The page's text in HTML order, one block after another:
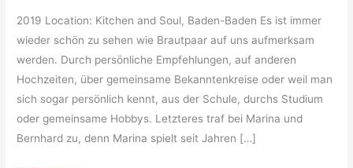
2019 Location: Kitchen and Soul, Baden-Baden Es ist immer
wieder schön zu sehen wie Brautpaar auf uns aufmerksam
werden. Durch persönliche Empfehlungen, auf anderen
Hochzeiten, über gemeinsame Bekanntenkreise oder weil man
sich sogar persönlich kennt, aus der Schule, durchs Studium
oder gemeinsame Hobbys. Letzteres traf bei Marina und
Bernhard zu, denn Marina spielt seit Jahren […]